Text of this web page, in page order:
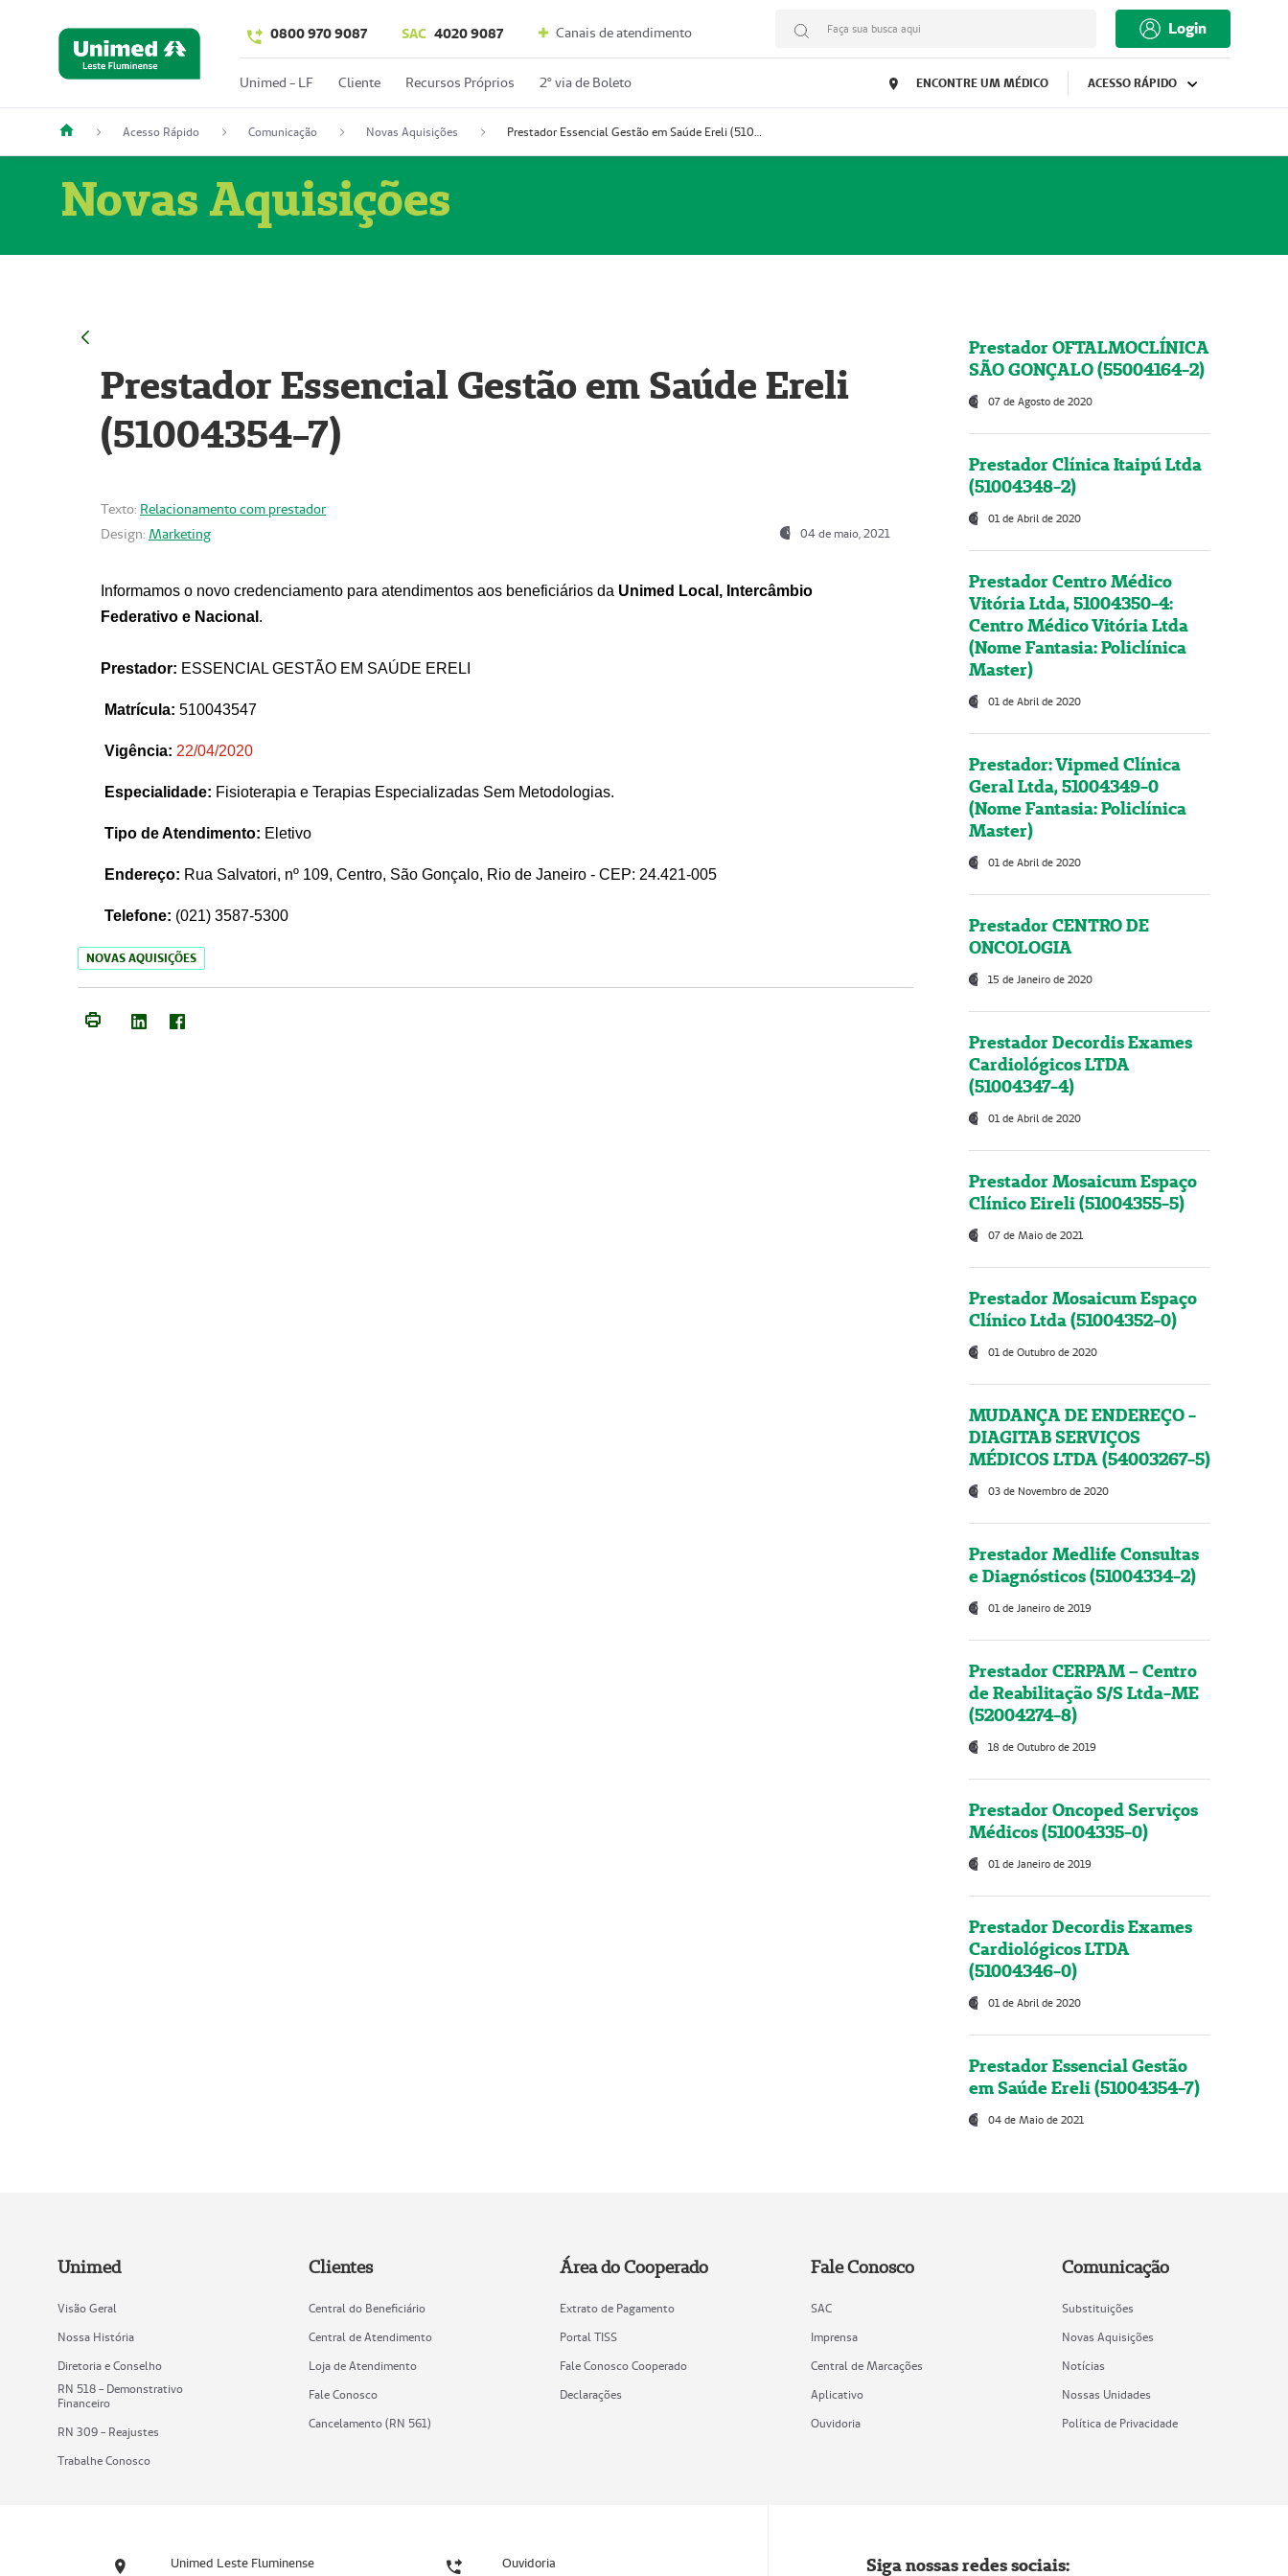
0800 970 9087 SAC 4020 9087 Canais de atendimento Faça sua busca aqui Login
Unimed - LF Cliente Recursos Próprios 2º via de Boleto ENCONTRE UM MÉDICO ACESSO RÁPIDO
Acesso Rápido Comunicação Novas Aquisições Prestador Essencial Gestão em Saúde Ereli (51004354-7)
Novas Aquisições
Prestador Essencial Gestão em Saúde Ereli
(51004354-7)
Texto: Relacionamento com prestador
Design: Marketing 04 de maio, 2021
Informamos o novo credenciamento para atendimentos aos beneficiários da Unimed Local, Intercâmbio
Federativo e Nacional .
Prestador: ESSENCIAL GESTÃO EM SAÚDE ERELI
Matrícula: 510043547
Vigência: 22/04/2020
Especialidade: Fisioterapia e Terapias Especializadas Sem Metodologias.
Tipo de Atendimento: Eletivo
Endereço: Rua Salvatori, nº 109, Centro, São Gonçalo, Rio de Janeiro - CEP: 24.421-005
Telefone: (021) 3587-5300
NOVAS AQUISIÇÕES
Prestador OFTALMOCLÍNICA
SÃO GONÇALO (55004164-2)
07 de Agosto de 2020
Prestador Clínica Itaipú Ltda
(51004348-2)
01 de Abril de 2020
Prestador Centro Médico
Vitória Ltda, 51004350-4:
Centro Médico Vitória Ltda
(Nome Fantasia: Policlínica
Master)
01 de Abril de 2020
Prestador: Vipmed Clínica
Geral Ltda, 51004349-0
(Nome Fantasia: Policlínica
Master)
01 de Abril de 2020
Prestador CENTRO DE
ONCOLOGIA
15 de Janeiro de 2020
Prestador Decordis Exames
Cardiológicos LTDA
(51004347-4)
01 de Abril de 2020
Prestador Mosaicum Espaço
Clínico Eireli (51004355-5)
07 de Maio de 2021
Prestador Mosaicum Espaço
Clínico Ltda (51004352-0)
01 de Outubro de 2020
MUDANÇA DE ENDEREÇO -
DIAGITAB SERVIÇOS
MÉDICOS LTDA (54003267-5)
03 de Novembro de 2020
Prestador Medlife Consultas
e Diagnósticos (51004334-2)
01 de Janeiro de 2019
Prestador CERPAM – Centro
de Reabilitação S/S Ltda-ME
(52004274-8)
18 de Outubro de 2019
Prestador Oncoped Serviços
Médicos (51004335-0)
01 de Janeiro de 2019
Prestador Decordis Exames
Cardiológicos LTDA
(51004346-0)
01 de Abril de 2020
Prestador Essencial Gestão
em Saúde Ereli (51004354-7)
04 de Maio de 2021
Unimed
Visão Geral
Nossa História
Diretoria e Conselho
RN 518 - Demonstrativo
Financeiro
RN 309 - Reajustes
Trabalhe Conosco
Clientes
Central do Beneficiário
Central de Atendimento
Loja de Atendimento
Fale Conosco
Cancelamento (RN 561)
Área do Cooperado
Extrato de Pagamento
Portal TISS
Fale Conosco Cooperado
Declarações
Fale Conosco
SAC
Imprensa
Central de Marcações
Aplicativo
Ouvidoria
Comunicação
Substituições
Novas Aquisições
Notícias
Nossas Unidades
Política de Privacidade
Unimed Leste Fluminense Ouvidoria Siga nossas redes sociais: